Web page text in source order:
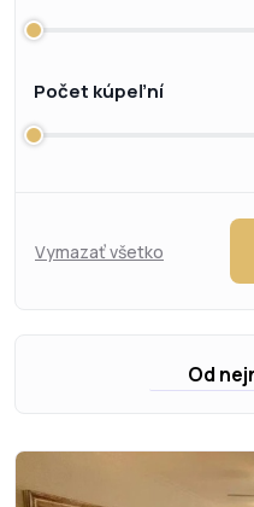
Počet kúpeľní
Vymazať všetko
Od